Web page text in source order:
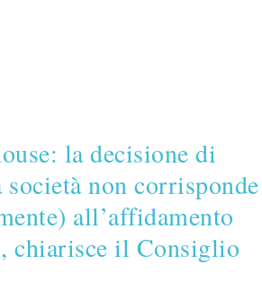
la decisione di
non corrisponde
all’affidamento
chiarisce il Consiglio